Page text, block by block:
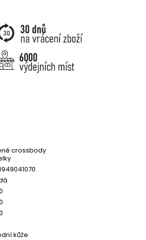
crossbody
kůže